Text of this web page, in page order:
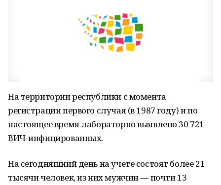
На территории республики с момента
регистрации первого случая (в 1987 году) и по
настоящее время лабораторно выявлено 30 721
ВИЧ-инфицированных.
На сегодняшний день на учете состоят более 21
тысячи человек, из них мужчин — почти 13